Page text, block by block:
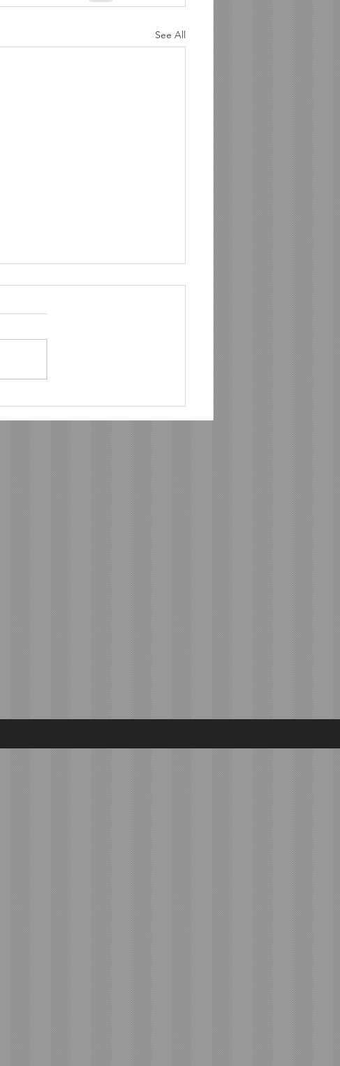
See All
เอ็มจี ประกาศความสำเร็จครึ่ง
ปีแรก โตแรง 67% เหนือ
กระแสตลาด พร้อมปรับเป้า
ใหม่ 36,000 คัน เดินเกมด้วย
“DUAL-MARKET”รุกหนักทั้ง
แมส และพรีเมียม